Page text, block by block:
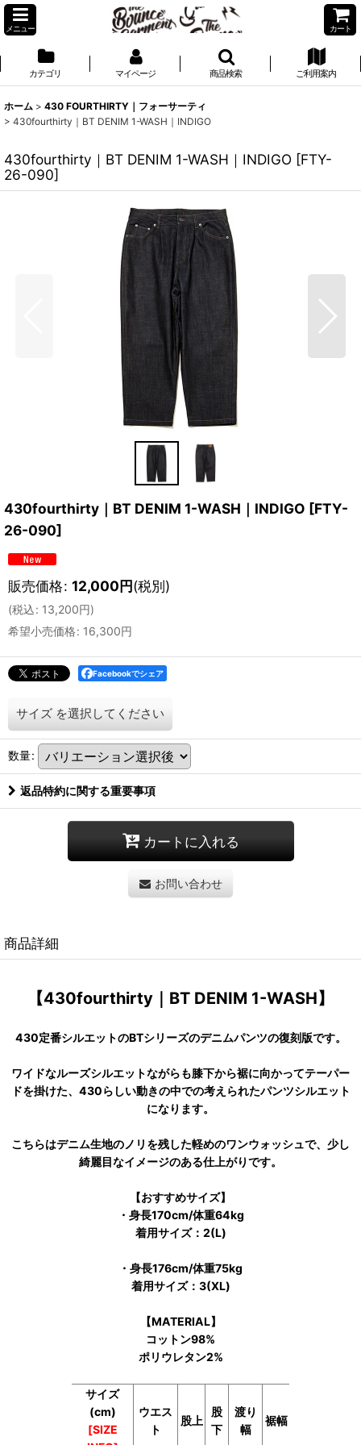
メニュー カート
カテゴリ マイページ 商品検索 ご利用案内
ホーム > 430 FOURTHIRTY｜フォーサーティ
> 430fourthirty｜BT DENIM 1-WASH｜INDIGO
430fourthirty｜BT DENIM 1-WASH｜INDIGO [FTY-
26-090]
430fourthirty｜BT DENIM 1-WASH｜INDIGO [FTY-
26-090]
販売価格: 12,000円(税別)
(税込: 13,200円)
希望小売価格: 16,300円
Facebookでシェア
サイズ を選択してください
数量:
返品特約に関する重要事項
カートに入れる
お問い合わせ
商品詳細
【430fourthirty｜BT DENIM 1-WASH】
430定番シルエットのBTシリーズのデニムパンツの復刻版です。
ワイドなルーズシルエットながらも膝下から裾に向かってテーパー
ドを掛けた、430らしい動きの中での考えられたパンツシルエット
になります。
こちらはデニム生地のノリを残した軽めのワンウォッシュで、少し
綺麗目なイメージのある仕上がりです。
【おすすめサイズ】
・身長170cm/体重64kg
着用サイズ：2(L)
・身長176cm/体重75kg
着用サイズ：3(XL)
【MATERIAL】
コットン98%
ポリウレタン2%
サイズ
(cm)
[SIZE
ウエス
ト
股上
股
下
渡り
幅
裾幅